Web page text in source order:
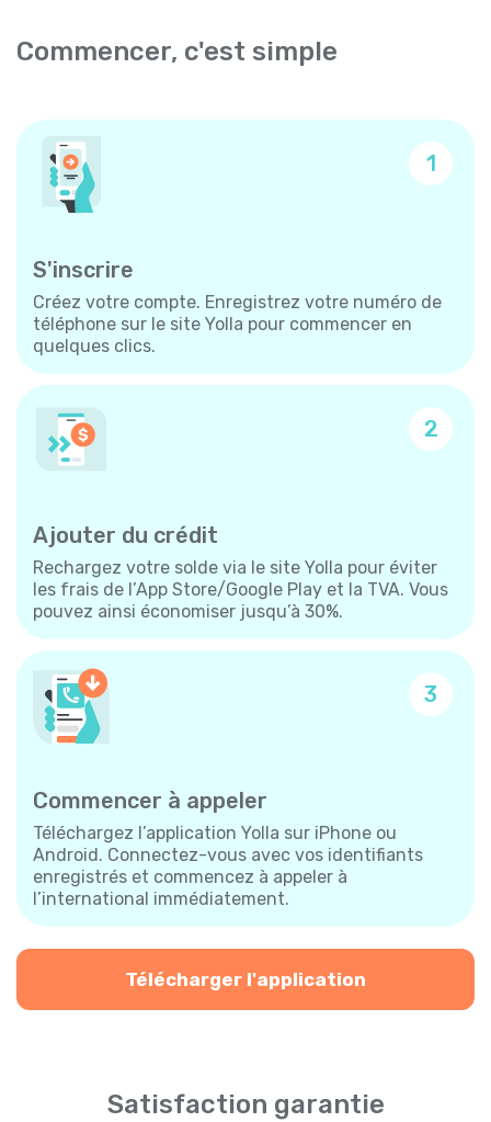
Commencer, c'est simple
1
S'inscrire
Créez votre compte. Enregistrez votre numéro de
téléphone sur le site Yolla pour commencer en
quelques clics.
2
Ajouter du crédit
Rechargez votre solde via le site Yolla pour éviter
les frais de l’App Store/Google Play et la TVA. Vous
pouvez ainsi économiser jusqu’à 30%.
3
Commencer à appeler
Téléchargez l’application Yolla sur iPhone ou
Android. Connectez-vous avec vos identifiants
enregistrés et commencez à appeler à
l’international immédiatement.
Télécharger l'application
Satisfaction garantie